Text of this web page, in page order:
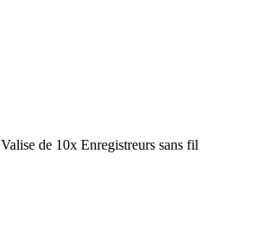
Valise de 10x Enregistreurs sans fil